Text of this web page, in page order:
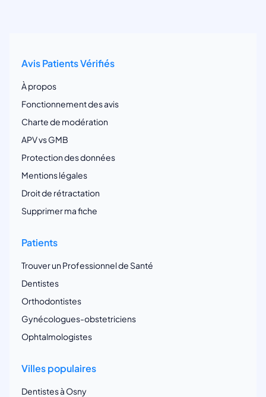
Avis Patients Vérifiés
À propos
Fonctionnement des avis
Charte de modération
APV vs GMB
Protection des données
Mentions légales
Droit de rétractation
Supprimer ma fiche
Patients
Trouver un Professionnel de Santé
Dentistes
Orthodontistes
Gynécologues-obstetriciens
Ophtalmologistes
Villes populaires
Dentistes à Osny